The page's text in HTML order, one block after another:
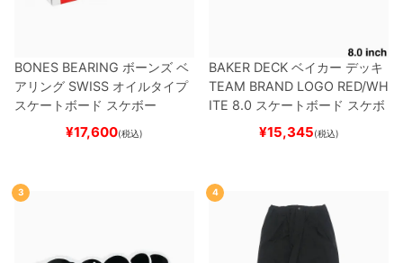
BONES BEARING ボーンズ ベ
アリング SWISS オイルタイプ
スケートボード スケボー
¥17,600(税込)
BAKER DECK ベイカー デッキ
TEAM BRAND LOGO RED/WH
ITE 8.0 スケートボード スケボ
¥15,345(税込)
3 4